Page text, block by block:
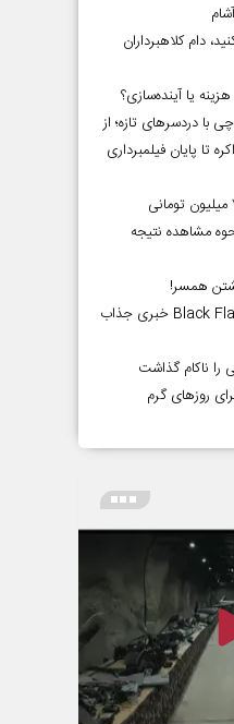
دام کلاهبرداران
یا آینده‌سازی؟
دردسر‌های تازه؛ از
تا پایان فیلمبرداری
استعلام وام ضروری ۷۵ میلیون تومانی
مشاهده نتیجه
همسر!
بازگشت Black Flag Resynced خبری جذاب
ناکام گذاشت
روز‌های گرم